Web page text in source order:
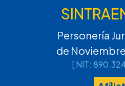
Personería
de
[ NIT: